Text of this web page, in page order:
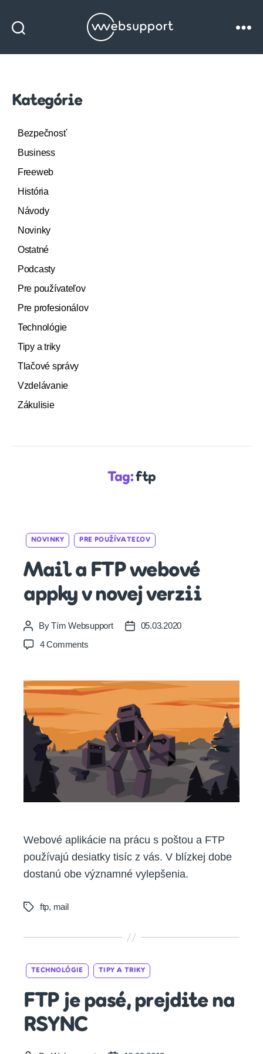
Websupport
Kategórie
Bezpečnosť
Business
Freeweb
História
Návody
Novinky
Ostatné
Podcasty
Pre používateľov
Pre profesionálov
Technológie
Tipy a triky
Tlačové správy
Vzdelávanie
Zákulisie
Tag:ftp
Categories
NOVINKY PRE POUŽÍVATEĽOV
Mail a FTP webové
appky v novej verzii
Post
author
ByTím Websupport
Post05.03.2020
4 Commentson
FTP
webové
novej
verzii
Webové aplikácie na prácu s poštou a FTP
používajú desiatky tisíc z vás. V blízkej dobe
dostanú obe významné vylepšenia.
Tagsftp, mail
Categories
TECHNOLÓGIE TIPY A TRIKY
FTP je pasé, prejdite na
RSYNC